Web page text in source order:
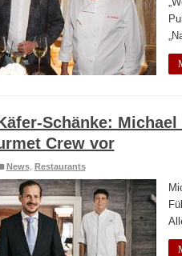
Schänke:
Crew vor
News, Restaurants